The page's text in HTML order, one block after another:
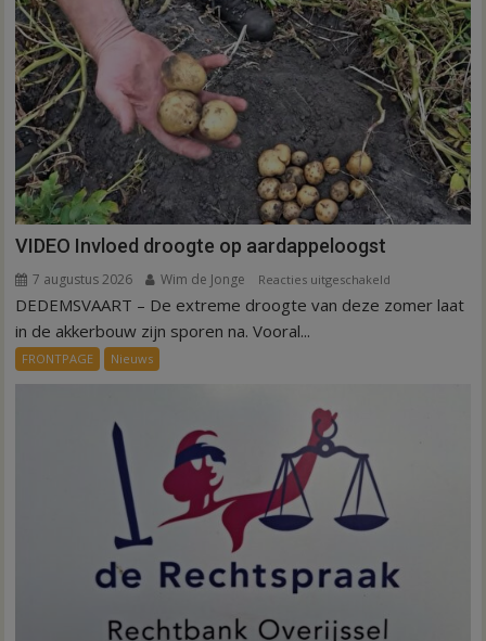
VIDEO Invloed droogte op aardappeloogst
7 augustus 2026 Wim de Jonge Reacties uitgeschakeld
VIDEO
DEDEMSVAART – De extreme droogte van deze zomer laat
in de akkerbouw zijn sporen na. Vooral...
FRONTPAGE Nieuws